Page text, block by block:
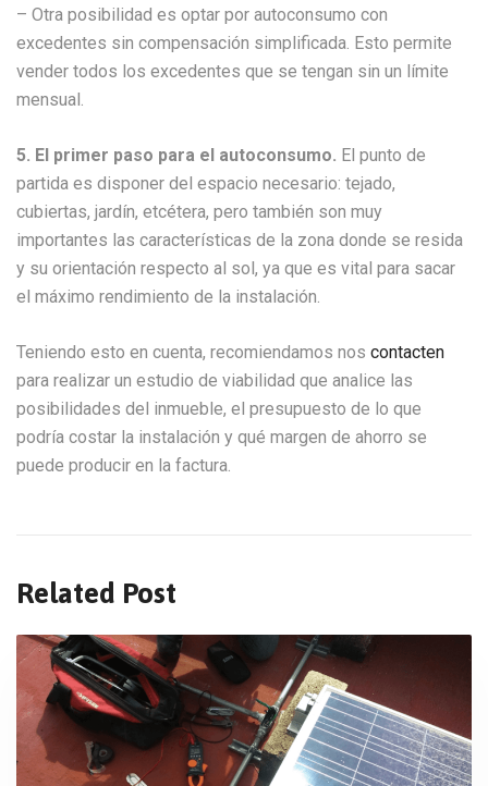
– Otra posibilidad es optar por autoconsumo con
excedentes sin compensación simplificada. Esto permite
vender todos los excedentes que se tengan sin un límite
mensual.
5. El primer paso para el autoconsumo. El punto de
partida es disponer del espacio necesario: tejado,
cubiertas, jardín, etcétera, pero también son muy
importantes las características de la zona donde se resida
y su orientación respecto al sol, ya que es vital para sacar
el máximo rendimiento de la instalación.
Teniendo esto en cuenta, recomiendamos nos contacten
para realizar un estudio de viabilidad que analice las
posibilidades del inmueble, el presupuesto de lo que
podría costar la instalación y qué margen de ahorro se
puede producir en la factura.
Related Post